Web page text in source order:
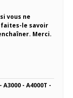
vous ne
faites-le savoir
Merci.
A3000 - A4000T -